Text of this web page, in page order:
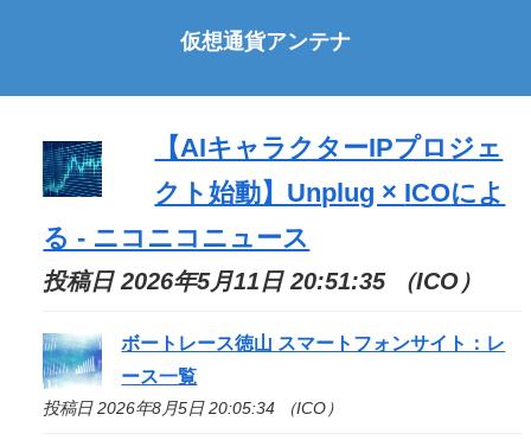
仮想通貨アンテナ
【AIキャラクターIPプロジェ
クト始動】Unplug × ICOによ
る - ニコニコニュース
投稿日 2026年5月11日 20:51:35 （ICO）
ボートレース徳山 スマートフォンサイト：レ
ース一覧
投稿日 2026年8月5日 20:05:34 （ICO）